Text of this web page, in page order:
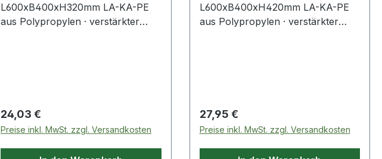
L600xB400xH320mm LA-KA-PE
aus Polypropylen · verstärkter
Belege · Sicherung des Deckels
durch Plomben möglich (Zubehör)
· lebensmittelecht ·
temperaturbeständig von -20 bis
Regulärer Preis:
24,03 €
Preise inkl. MwSt. zzgl. Versandkosten
L600xB400xH420mm LA-KA-PE
aus Polypropylen · verstärkter
Belege · Sicherung des Deckels
durch Plomben möglich (Zubehör)
· lebensmittelecht ·
temperaturbeständig von -20 bis
Regulärer Preis:
27,95 €
Preise inkl. MwSt. zzgl. Versandkosten